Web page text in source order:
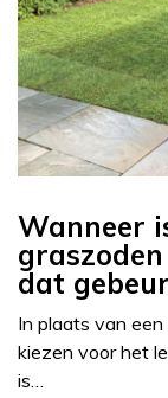
Wanneer
dat
In plaats van
kiezen voor het
is…